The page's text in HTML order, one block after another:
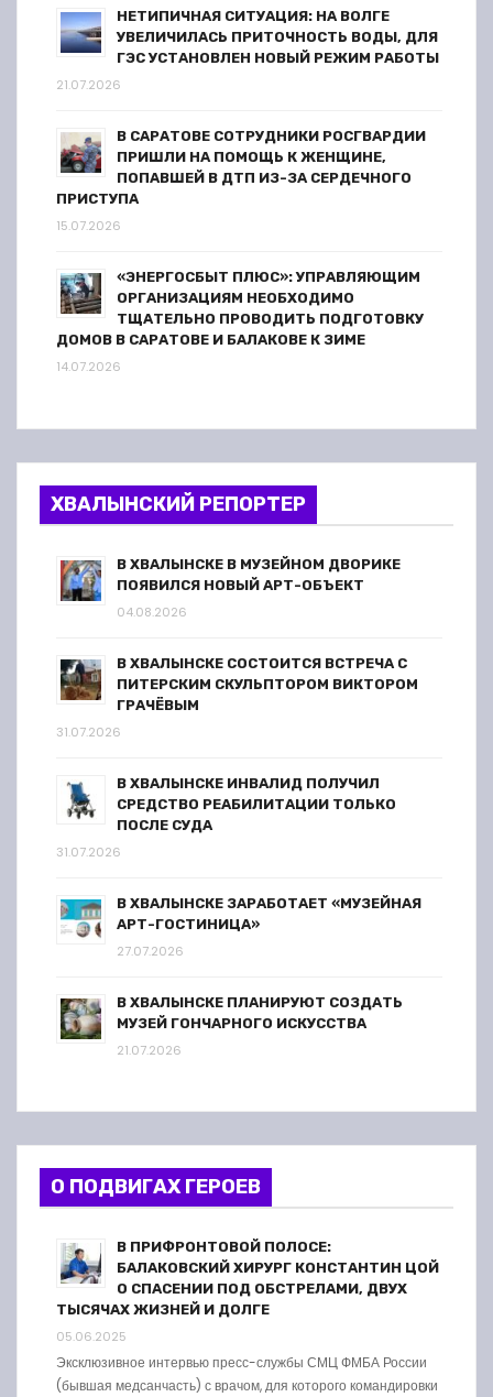
НЕТИПИЧНАЯ СИТУАЦИЯ: НА ВОЛГЕ
УВЕЛИЧИЛАСЬ ПРИТОЧНОСТЬ ВОДЫ, ДЛЯ
ГЭС УСТАНОВЛЕН НОВЫЙ РЕЖИМ РАБОТЫ
21.07.2026
В САРАТОВЕ СОТРУДНИКИ РОСГВАРДИИ
ПРИШЛИ НА ПОМОЩЬ К ЖЕНЩИНЕ,
ПОПАВШЕЙ В ДТП ИЗ-ЗА СЕРДЕЧНОГО
ПРИСТУПА
15.07.2026
«ЭНЕРГОСБЫТ ПЛЮС»: УПРАВЛЯЮЩИМ
ОРГАНИЗАЦИЯМ НЕОБХОДИМО
ТЩАТЕЛЬНО ПРОВОДИТЬ ПОДГОТОВКУ
ДОМОВ В САРАТОВЕ И БАЛАКОВЕ К ЗИМЕ
14.07.2026
ХВАЛЫНСКИЙ РЕПОРТЕР
В ХВАЛЫНСКЕ В МУЗЕЙНОМ ДВОРИКЕ
ПОЯВИЛСЯ НОВЫЙ АРТ-ОБЪЕКТ
04.08.2026
В ХВАЛЫНСКЕ СОСТОИТСЯ ВСТРЕЧА С
ПИТЕРСКИМ СКУЛЬПТОРОМ ВИКТОРОМ
ГРАЧЁВЫМ
31.07.2026
В ХВАЛЫНСКЕ ИНВАЛИД ПОЛУЧИЛ
СРЕДСТВО РЕАБИЛИТАЦИИ ТОЛЬКО
ПОСЛЕ СУДА
31.07.2026
В ХВАЛЫНСКЕ ЗАРАБОТАЕТ «МУЗЕЙНАЯ
АРТ-ГОСТИНИЦА»
27.07.2026
В ХВАЛЫНСКЕ ПЛАНИРУЮТ СОЗДАТЬ
МУЗЕЙ ГОНЧАРНОГО ИСКУССТВА
21.07.2026
О ПОДВИГАХ ГЕРОЕВ
В ПРИФРОНТОВОЙ ПОЛОСЕ:
БАЛАКОВСКИЙ ХИРУРГ КОНСТАНТИН ЦОЙ
О СПАСЕНИИ ПОД ОБСТРЕЛАМИ, ДВУХ
ТЫСЯЧАХ ЖИЗНЕЙ И ДОЛГЕ
05.06.2025
Эксклюзивное интервью пресс-службы СМЦ ФМБА России
(бывшая медсанчасть) с врачом, для которого командировки